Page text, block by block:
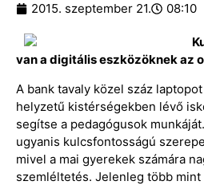
2015. szeptember 21. 08:10
van a digitális eszközöknek az
A bank tavaly közel száz
helyzetű kistérségekben lévő
segítse a pedagógusok
ugyanis kulcsfontosságú
mivel a mai gyerekek számára
szemléltetés. Jelenleg több mint